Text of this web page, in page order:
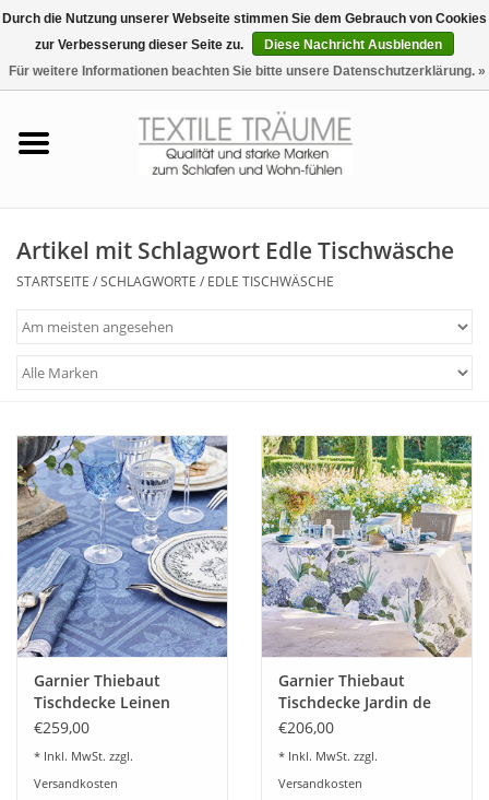
0 Artikel - €0,00
Tag & Nachtwäsche
Haus-Bademäntel
Plaids, Decken, Kissen
Mode & Accessoires
Edles aus Cashmere
Tisch & Küche
Kinder
Artikel mit Schlagwort Edle Tischwäsche
STARTSEITE /SCHLAGWORTE / EDLE TISCHWÄSCHE
Garnier Thiebaut
Tischdecke Leinen
Harmonie bleu
€259,00
* Inkl. MwSt. zzgl.
Versandkosten
Garnier Thiebaut
Tischdecke Jardin de
Bretangne-Leinen mit
€206,00
* Inkl. MwSt. zzgl.
Versandkosten
Durch die Nutzung unserer Webseite stimmen Sie dem Gebrauch von Cookies
zur Verbesserung dieser Seite zu.
Diese Nachricht Ausblenden
Für weitere Informationen beachten Sie bitte unsere Datenschutzerklärung. »